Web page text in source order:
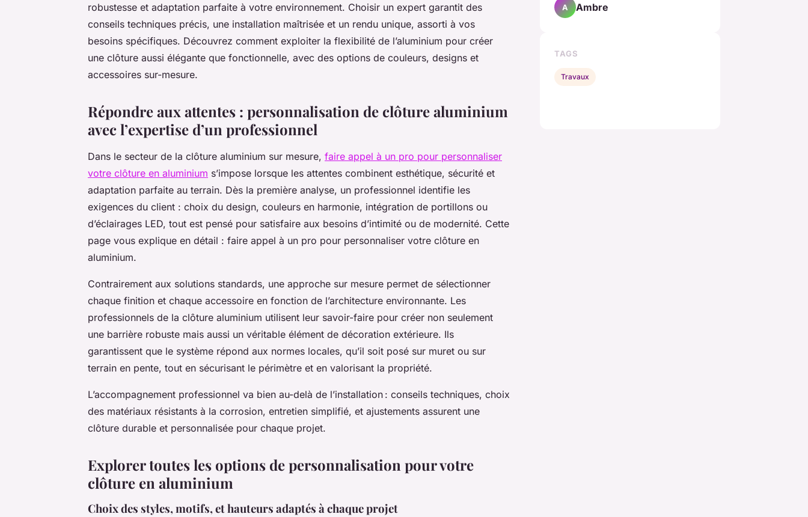
robustesse et adaptation parfaite à votre environnement. Choisir un expert garantit des
conseils techniques précis, une installation maîtrisée et un rendu unique, assorti à vos
besoins spécifiques. Découvrez comment exploiter la flexibilité de l’aluminium pour créer
une clôture aussi élégante que fonctionnelle, avec des options de couleurs, designs et
accessoires sur-mesure.
Répondre aux attentes : personnalisation de clôture aluminium
avec l’expertise d’un professionnel
Dans le secteur de la clôture aluminium sur mesure, faire appel à un pro pour personnaliser
votre clôture en aluminium s’impose lorsque les attentes combinent esthétique, sécurité et
adaptation parfaite au terrain. Dès la première analyse, un professionnel identifie les
exigences du client : choix du design, couleurs en harmonie, intégration de portillons ou
d’éclairages LED, tout est pensé pour satisfaire aux besoins d’intimité ou de modernité. Cette
page vous explique en détail : faire appel à un pro pour personnaliser votre clôture en
aluminium.
Contrairement aux solutions standards, une approche sur mesure permet de sélectionner
chaque finition et chaque accessoire en fonction de l’architecture environnante. Les
professionnels de la clôture aluminium utilisent leur savoir-faire pour créer non seulement
une barrière robuste mais aussi un véritable élément de décoration extérieure. Ils
garantissent que le système répond aux normes locales, qu’il soit posé sur muret ou sur
terrain en pente, tout en sécurisant le périmètre et en valorisant la propriété.
L’accompagnement professionnel va bien au-delà de l’installation : conseils techniques, choix
des matériaux résistants à la corrosion, entretien simplifié, et ajustements assurent une
clôture durable et personnalisée pour chaque projet.
Explorer toutes les options de personnalisation pour votre
clôture en aluminium
Choix des styles, motifs, et hauteurs adaptés à chaque projet
A Ambre
TAGS
Travaux